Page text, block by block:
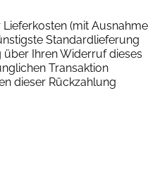
(mit Ausnahme
Standardlieferung
Ihren Widerruf dieses
Transaktion
dieser Rückzahlung